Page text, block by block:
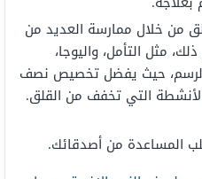
من خلال ممارسة العديد من
مثل التأمل، واليوجا،
حيث يفضل تخصيص نصف
التي تخفف من القلق.
المساعدة من أصدقائك.